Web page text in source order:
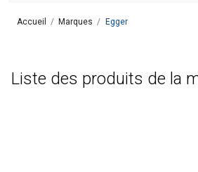
Accueil Marques Egger
Liste des produits de la